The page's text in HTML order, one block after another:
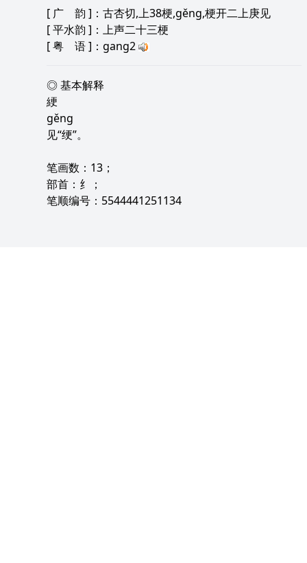
[ 广 韵 ]：古杏切,上38梗,gěng,梗开二上庚见
[平水韵 ]：上声二十三梗
[粤 语]：gang2
◎ 基本解释
綆
gěng
见“绠”。
笔画数：13；
部首：纟；
笔顺编号：5544441251134